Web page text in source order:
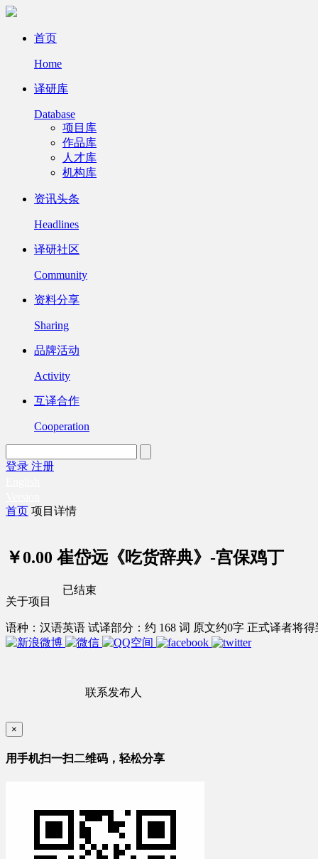
首页
Home
译研库
Database
项目库
作品库
人才库
机构库
资讯头条
Headlines
译研社区
Community
资料分享
Sharing
品牌活动
Activity
互译合作
Cooperation
登录 注册
首页 项目详情
￥0.00 崔岱远《吃货辞典》-宫保鸡丁
关于项目
语种：汉语英语 试译部分：约 168 词 原文约0字 正式译者将
联系发布人
已结束
×
用手机扫一扫二维码，轻松分享